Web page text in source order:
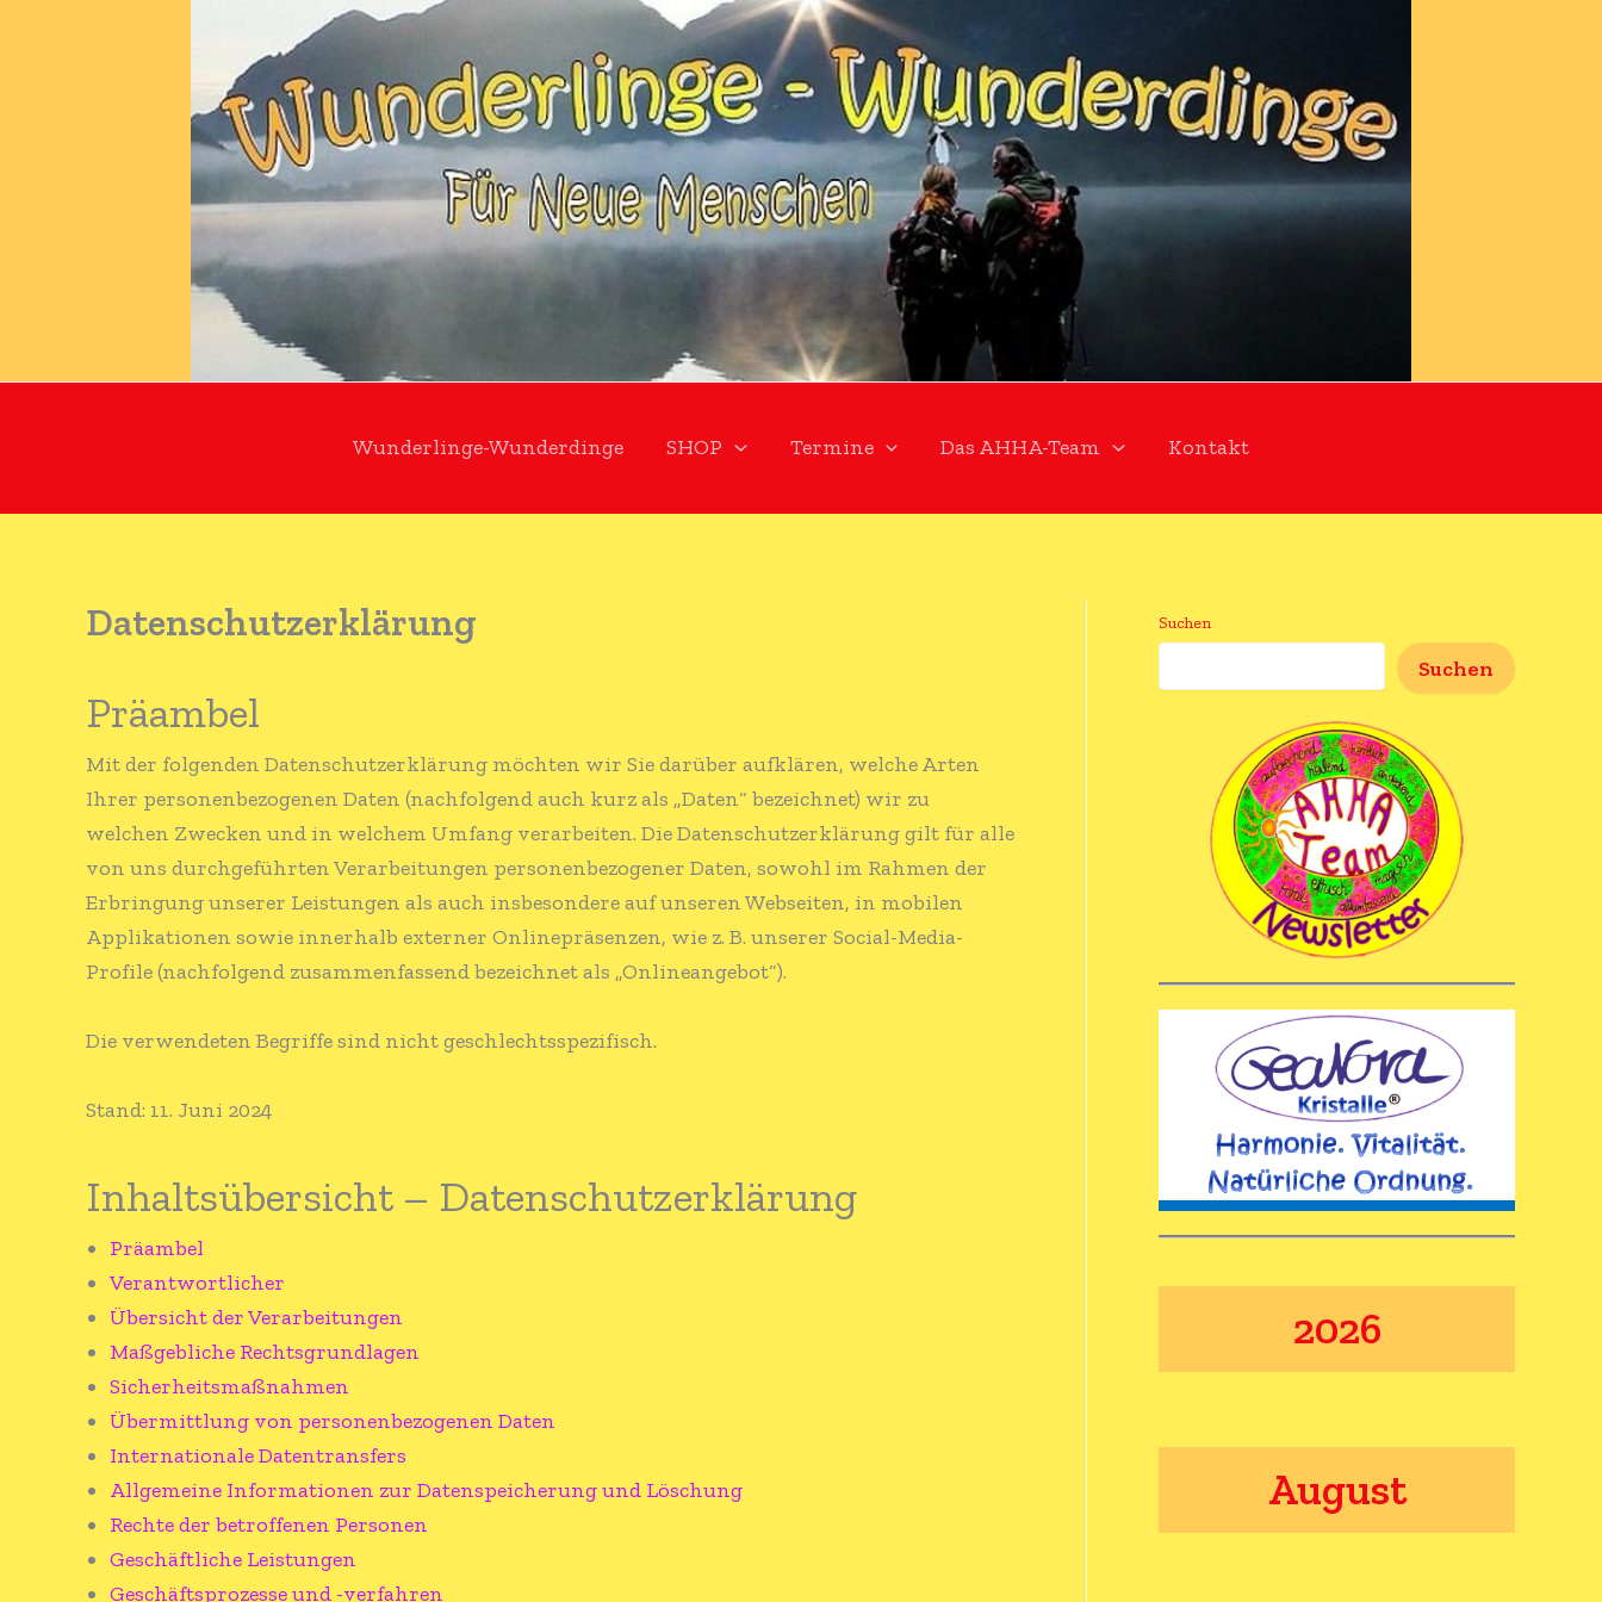
Wunderlinge-Wunderdinge SHOP Termine Das AHHA-Team Kontakt
Datenschutzerklärung
Präambel
Mit der folgenden Datenschutzerklärung möchten wir Sie darüber aufklären, welche Arten
Ihrer personenbezogenen Daten (nachfolgend auch kurz als „Daten“ bezeichnet) wir zu
welchen Zwecken und in welchem Umfang verarbeiten. Die Datenschutzerklärung gilt für alle
von uns durchgeführten Verarbeitungen personenbezogener Daten, sowohl im Rahmen der
Erbringung unserer Leistungen als auch insbesondere auf unseren Webseiten, in mobilen
Applikationen sowie innerhalb externer Onlinepräsenzen, wie z. B. unserer Social-Media-
Profile (nachfolgend zusammenfassend bezeichnet als „Onlineangebot“).
Die verwendeten Begriffe sind nicht geschlechtsspezifisch.
Stand: 11. Juni 2024
Inhaltsübersicht – Datenschutzerklärung
Präambel
Verantwortlicher
Übersicht der Verarbeitungen
Maßgebliche Rechtsgrundlagen
Sicherheitsmaßnahmen
Übermittlung von personenbezogenen Daten
Internationale Datentransfers
Allgemeine Informationen zur Datenspeicherung und Löschung
Rechte der betroffenen Personen
Geschäftliche Leistungen
Geschäftsprozesse und -verfahren
Suchen
Suchen
2026
August